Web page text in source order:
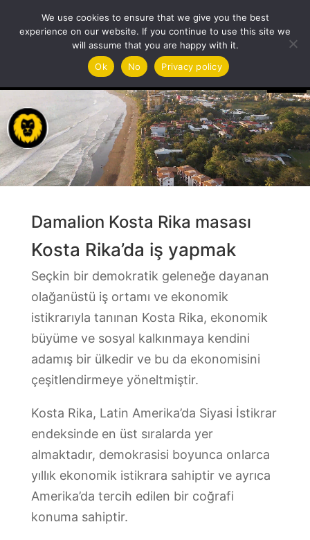
Damalion Kosta Rika masası
Kosta Rika’da iş yapmak
Seçkin bir demokratik geleneğe dayanan
olağanüstü iş ortamı ve ekonomik
istikrarıyla tanınan Kosta Rika, ekonomik
büyüme ve sosyal kalkınmaya kendini
adamış bir ülkedir ve bu da ekonomisini
çeşitlendirmeye yöneltmiştir.
Kosta Rika, Latin Amerika’da Siyasi İstikrar
endeksinde en üst sıralarda yer
almaktadır, demokrasisi boyunca onlarca
yıllık ekonomik istikrara sahiptir ve ayrıca
Amerika’da tercih edilen bir coğrafi
konuma sahiptir.
We use cookies to ensure that we give you the best
experience on our website. If you continue to use this site we
will assume that you are happy with it.
Ok
No Privacy policy